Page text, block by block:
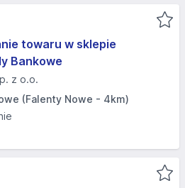
towaru w sklepie
Bankowe
z o.o.
(Falenty Nowe - 4km)